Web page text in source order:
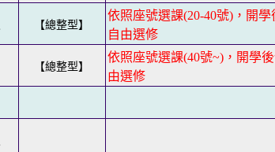
【總整型】
依照座號選課(20-40號)，開
自由選修
【總整型】
依照座號選課(40號~)，開學
由選修